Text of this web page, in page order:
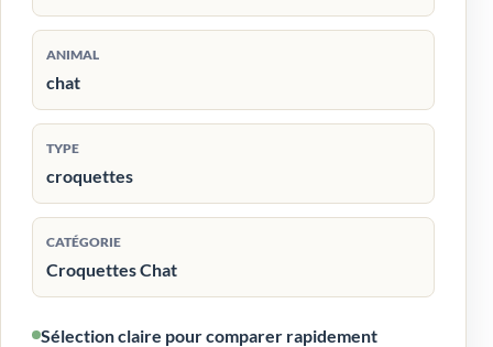
ANIMAL
chat
TYPE
croquettes
CATÉGORIE
Croquettes Chat
Sélection claire pour comparer rapidement